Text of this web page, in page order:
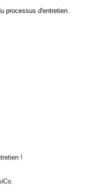
processus d'entretien.
!